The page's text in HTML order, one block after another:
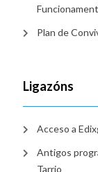
Plan de
Ligazóns
Acceso a
Antigos
Tarrio